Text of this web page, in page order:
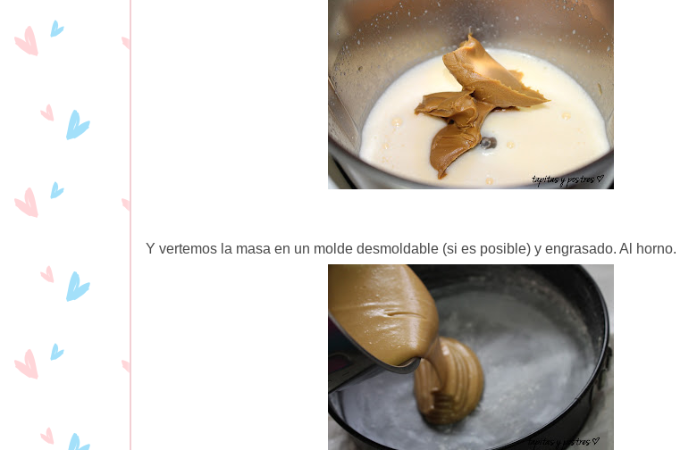
Y vertemos la masa en un molde desmoldable (si es posible) y engrasado. Al horno.